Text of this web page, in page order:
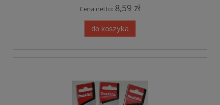
Cena netto: 8,59 zł
do koszyka